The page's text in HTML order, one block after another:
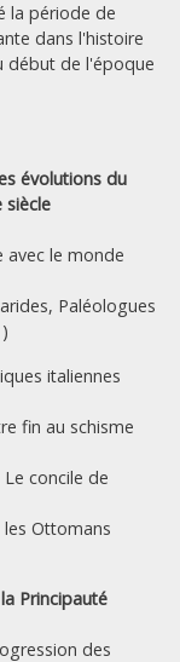
la période de
dans l'histoire
début de l'époque
évolutions du
siècle
avec le monde
Paléologues
italiennes
fin au schisme
concile de
Ottomans
Principauté
des